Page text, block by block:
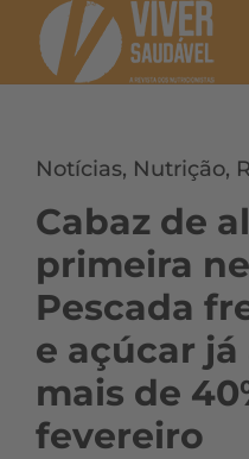
Notícias, Nutrição,
Cabaz de
primeira
Pescada
e açúcar
mais de
fevereiro